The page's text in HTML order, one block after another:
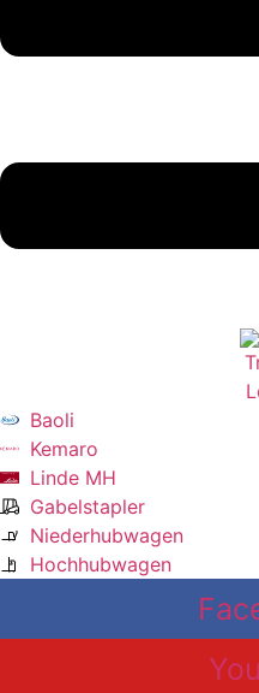
Baoli
Kemaro
Linde MH
Gabelstapler
Niederhubwagen
Hochhubwagen